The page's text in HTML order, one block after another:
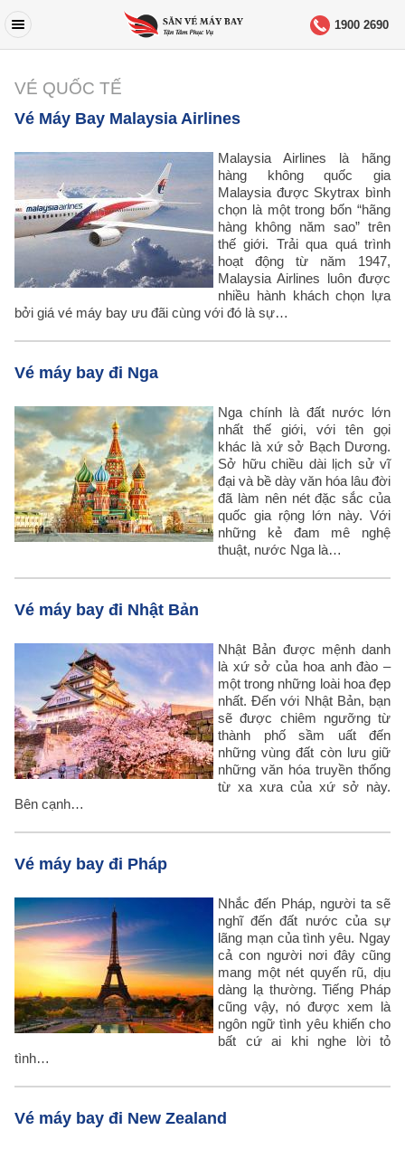
1900 2690
VÉ QUỐC TẾ
Vé Máy Bay Malaysia Airlines
Malaysia Airlines là hãng
hàng không quốc gia
Malaysia được Skytrax bình
chọn là một trong bốn “hãng
hàng không năm sao” trên
thế giới. Trải qua quá trình
hoạt động từ năm 1947,
Malaysia Airlines luôn được
nhiều hành khách chọn lựa
bởi giá vé máy bay ưu đãi cùng với đó là sự…
Vé máy bay đi Nga
Nga chính là đất nước lớn
nhất thế giới, với tên gọi
khác là xứ sở Bạch Dương.
Sở hữu chiều dài lịch sử vĩ
đại và bề dày văn hóa lâu đời
đã làm nên nét đặc sắc của
quốc gia rộng lớn này. Với
những kẻ đam mê nghệ
thuật, nước Nga là…
Vé máy bay đi Nhật Bản
Nhật Bản được mệnh danh
là xứ sở của hoa anh đào –
một trong những loài hoa đẹp
nhất. Đến với Nhật Bản, bạn
sẽ được chiêm ngưỡng từ
thành phố sầm uất đến
những vùng đất còn lưu giữ
những văn hóa truyền thống
từ xa xưa của xứ sở này.
Bên cạnh…
Vé máy bay đi Pháp
Nhắc đến Pháp, người ta sẽ
nghĩ đến đất nước của sự
lãng mạn của tình yêu. Ngay
cả con người nơi đây cũng
mang một nét quyến rũ, dịu
dàng lạ thường. Tiếng Pháp
cũng vậy, nó được xem là
ngôn ngữ tình yêu khiến cho
bất cứ ai khi nghe lời tỏ
tình…
Vé máy bay đi New Zealand